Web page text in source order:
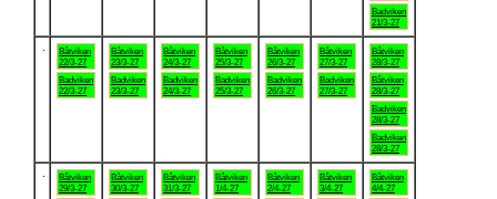
Badviken
21/3-27
Båtviken
22/3-27
Badviken
22/3-27
Båtviken
23/3-27
Badviken
23/3-27
Båtviken
24/3-27
Badviken
24/3-27
Båtviken
25/3-27
Badviken
25/3-27
Båtviken
26/3-27
Badviken
26/3-27
Båtviken
27/3-27
Badviken
27/3-27
Båtviken
28/3-27
Båtviken
28/3-27
Badviken
28/3-27
Badviken
28/3-27
Båtviken
29/3-27
Båtviken
30/3-27
Båtviken
31/3-27
Båtviken
1/4-27
Båtviken
2/4-27
Båtviken
3/4-27
Båtviken
4/4-27